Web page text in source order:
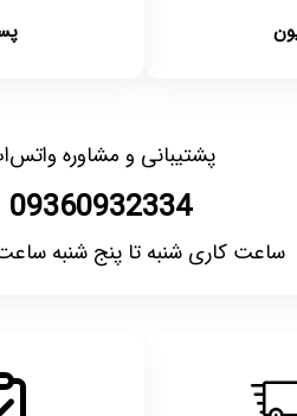
پشتیبانی و مشاوره
09360932334
ساعت کاری شنبه تا پنج شنبه ساعت 10 تا